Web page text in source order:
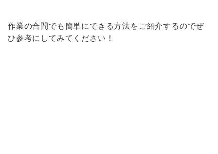
作業の合間でも簡単にできる方法をご紹介するのでぜ
ひ参考にしてみてください！